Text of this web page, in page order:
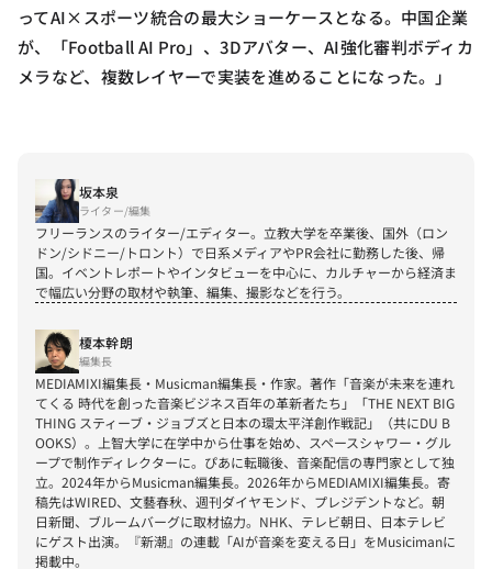
ってAI×スポーツ統合の最大ショーケースとなる。中国企業
が、「Football AI Pro」、3Dアバター、AI強化審判ボディカ
メラなど、複数レイヤーで実装を進めることになった。」
坂本泉
ライター/編集
フリーランスのライター/エディター。立教大学を卒業後、国外（ロン
ドン/シドニー/トロント）で日系メディアやPR会社に勤務した後、帰
国。イベントレポートやインタビューを中心に、カルチャーから経済ま
で幅広い分野の取材や執筆、編集、撮影などを行う。
榎本幹朗
編集長
MEDIAMIXI編集長・Musicman編集長・作家。著作「音楽が未来を連れ
てくる 時代を創った音楽ビジネス百年の革新者たち」「THE NEXT BIG
THING スティーブ・ジョブズと日本の環太平洋創作戦記」（共にDU B
OOKS）。上智大学に在学中から仕事を始め、スペースシャワー・グル
ープで制作ディレクターに。ぴあに転職後、音楽配信の専門家として独
立。2024年からMusicman編集長。2026年からMEDIAMIXI編集長。寄
稿先はWIRED、文藝春秋、週刊ダイヤモンド、プレジデントなど。朝
日新聞、ブルームバーグに取材協力。NHK、テレビ朝日、日本テレビ
にゲスト出演。『新潮』の連載「AIが音楽を変える日」をMusicimanに
掲載中。